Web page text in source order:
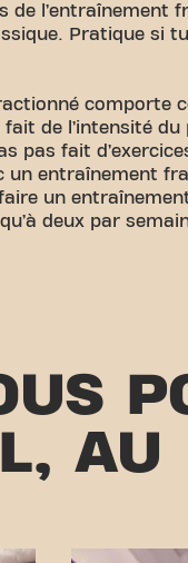
de l’entraînement
Pratique si
comporte
fait de l’intensité
pas fait
un entraînement
un
deux par
AU